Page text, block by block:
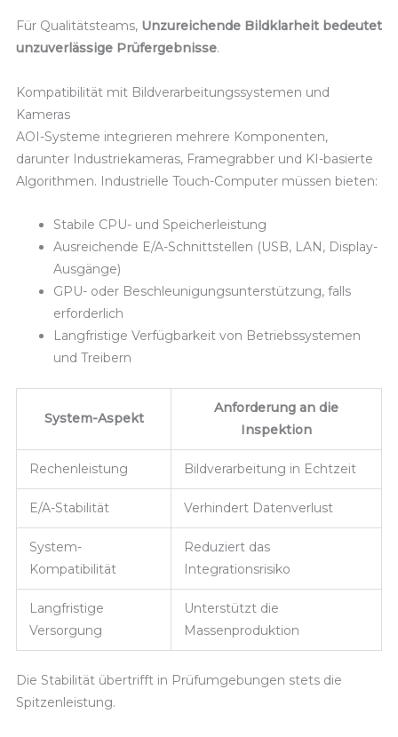
Für Qualitätsteams, Unzureichende Bildklarheit bedeutet
unzuverlässige Prüfergebnisse.
Kompatibilität mit Bildverarbeitungssystemen und
Kameras
AOI-Systeme integrieren mehrere Komponenten,
darunter Industriekameras, Framegrabber und KI-basierte
Algorithmen. Industrielle Touch-Computer müssen bieten:
Stabile CPU- und Speicherleistung
Ausreichende E/A-Schnittstellen (USB, LAN, Display-
Ausgänge)
GPU- oder Beschleunigungsunterstützung, falls
erforderlich
Langfristige Verfügbarkeit von Betriebssystemen
und Treibern
System-Aspekt
Anforderung an die
Inspektion
Rechenleistung Bildverarbeitung in Echtzeit
E/A-Stabilität Verhindert Datenverlust
System-
Kompatibilität
Reduziert das
Integrationsrisiko
Langfristige
Versorgung
Unterstützt die
Massenproduktion
Die Stabilität übertrifft in Prüfumgebungen stets die
Spitzenleistung.